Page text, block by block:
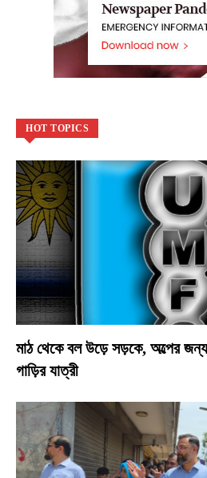
HOT TOPICS
মাঠ থেকে বল উড়ে সড়কে, অল্পের জন্য
গাড়ির যাত্রী